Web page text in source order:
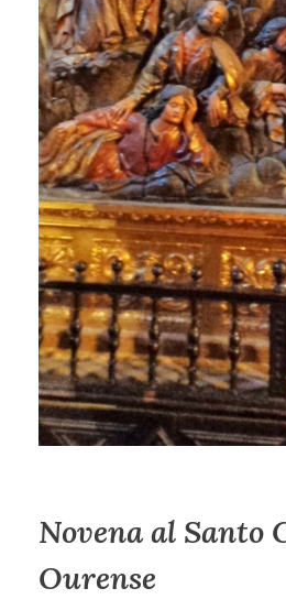
Novena al Santo
Ourense